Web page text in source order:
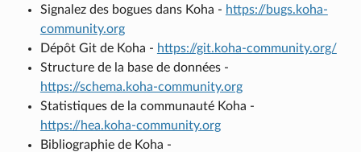
Signalez des bogues dans Koha - https://bugs.koha-
community.org
Dépôt Git de Koha - https://git.koha-community.org/
Structure de la base de données -
https://schema.koha-community.org
Statistiques de la communauté Koha -
https://hea.koha-community.org
Bibliographie de Koha -